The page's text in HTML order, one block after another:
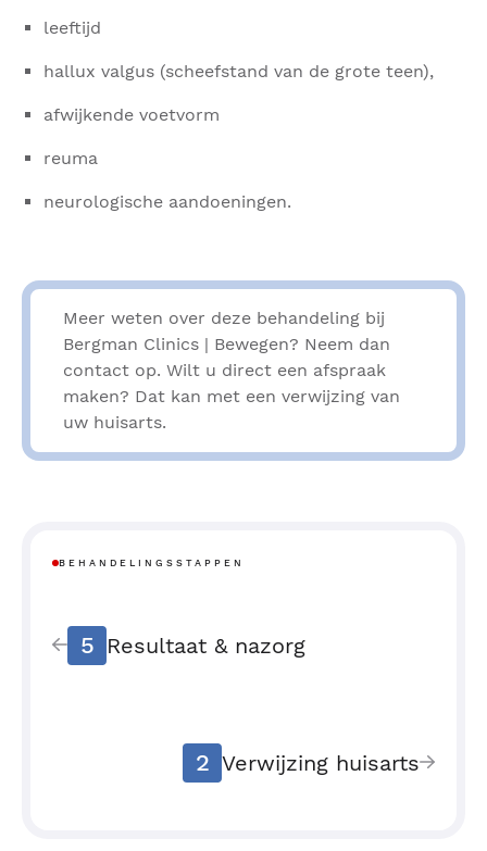
leeftijd
hallux valgus (scheefstand van de grote teen),
afwijkende voetvorm
reuma
neurologische aandoeningen.
Meer weten over deze behandeling bij
Bergman Clinics | Bewegen? Neem dan
contact op. Wilt u direct een afspraak
maken? Dat kan met een verwijzing van
uw huisarts.
BEHANDELINGSSTAPPEN
5 Resultaat & nazorg
2 Verwijzing huisarts